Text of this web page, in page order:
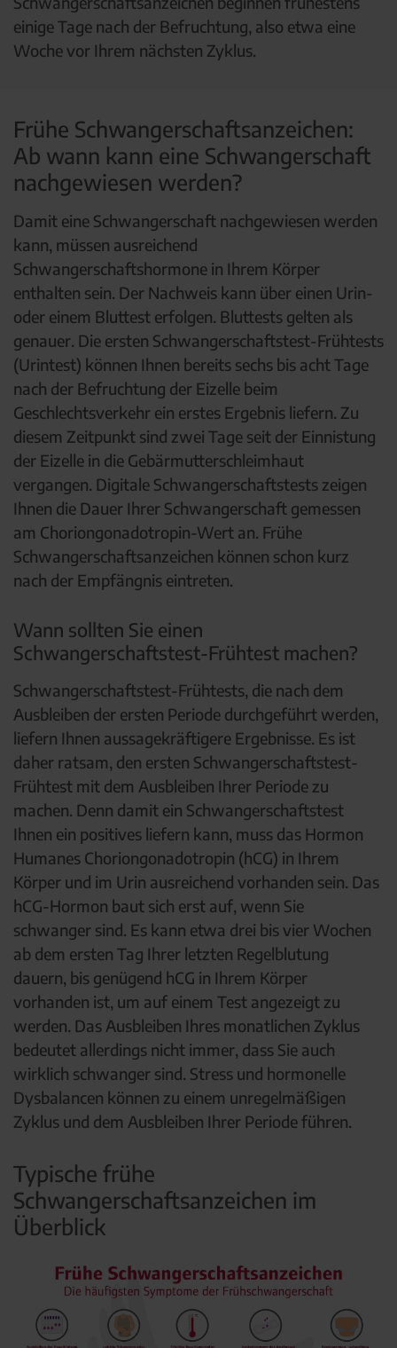
einige Tage nach der Befruchtung, also etwa eine
Woche vor Ihrem nächsten Zyklus.
Frühe Schwangerschaftsanzeichen:
Ab wann kann eine Schwangerschaft
nachgewiesen werden?
Damit eine Schwangerschaft nachgewiesen werden
kann, müssen ausreichend
Schwangerschaftshormone in Ihrem Körper
enthalten sein. Der Nachweis kann über einen Urin-
oder einem Bluttest erfolgen. Bluttests gelten als
genauer. Die ersten Schwangerschaftstest-Frühtests
(Urintest) können Ihnen bereits sechs bis acht Tage
nach der Befruchtung der Eizelle beim
Geschlechtsverkehr ein erstes Ergebnis liefern. Zu
diesem Zeitpunkt sind zwei Tage seit der Einnistung
der Eizelle in die Gebärmutterschleimhaut
vergangen. Digitale Schwangerschaftstests zeigen
Ihnen die Dauer Ihrer Schwangerschaft gemessen
am Choriongonadotropin-Wert an. Frühe
Schwangerschaftsanzeichen können schon kurz
nach der Empfängnis eintreten.
Wann sollten Sie einen
Schwangerschaftstest-Frühtest machen?
Schwangerschaftstest-Frühtests, die nach dem
Ausbleiben der ersten Periode durchgeführt werden,
liefern Ihnen aussagekräftigere Ergebnisse. Es ist
daher ratsam, den ersten Schwangerschaftstest-
Frühtest mit dem Ausbleiben Ihrer Periode zu
machen. Denn damit ein Schwangerschaftstest
Ihnen ein positives liefern kann, muss das Hormon
Humanes Choriongonadotropin (hCG) in Ihrem
Körper und im Urin ausreichend vorhanden sein. Das
hCG-Hormon baut sich erst auf, wenn Sie
schwanger sind. Es kann etwa drei bis vier Wochen
ab dem ersten Tag Ihrer letzten Regelblutung
dauern, bis genügend hCG in Ihrem Körper
vorhanden ist, um auf einem Test angezeigt zu
werden. Das Ausbleiben Ihres monatlichen Zyklus
bedeutet allerdings nicht immer, dass Sie auch
wirklich schwanger sind. Stress und hormonelle
Dysbalancen können zu einem unregelmäßigen
Zyklus und dem Ausbleiben Ihrer Periode führen.
Typische frühe
Schwangerschaftsanzeichen im
Überblick